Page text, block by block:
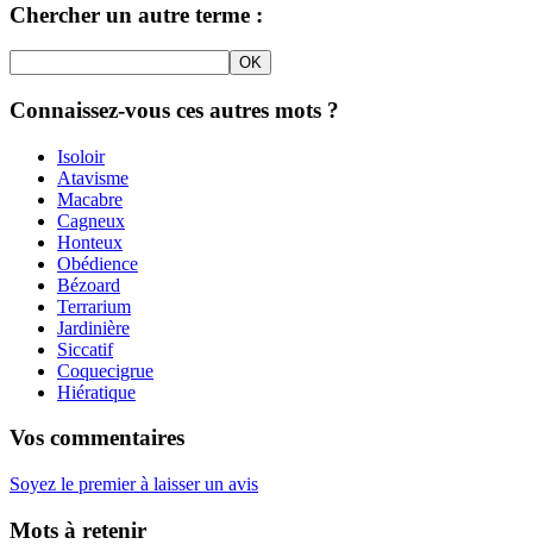
Chercher un autre terme :
Connaissez-vous ces autres mots ?
Isoloir
Atavisme
Macabre
Cagneux
Honteux
Obédience
Bézoard
Terrarium
Jardinière
Siccatif
Coquecigrue
Hiératique
Vos commentaires
Soyez le premier à laisser un avis
Mots à retenir